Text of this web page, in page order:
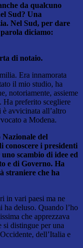
da qualcuno
Sud? Una
Nel Sud, per dare
diciamo:
di notaio.
Era innamorata
il mio studio, ha
notoriamente, assieme
Ha preferito scegliere
avvicinata all’altro
a Modena.
Nazionale del
conoscere i presidenti
scambio di idee ed
e di Governo. Ha
straniere che ha
in vari paesi ma ne
deluso. Quando l’ho
che apprezzava
distingue per una
dell’Italia e